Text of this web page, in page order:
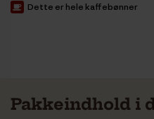
Dette er hele kaffebønner
Pakkeindhold i